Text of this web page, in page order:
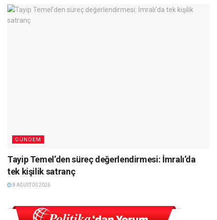
GÜNDEM
Tayip Temel’den süreç değerlendirmesi: İmralı’da
tek kişilik satranç
8 AĞUSTOS 2026